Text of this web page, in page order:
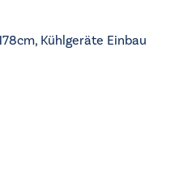
, Kühlgeräte Einbau